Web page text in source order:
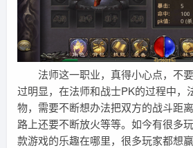
法师这一职业，真得小心点，不
过明显，在法师和战士PK的过程中，
物，需要不断想办法把双方的战斗距
路上还要不断放火等等。如今有很多
款游戏的乐趣在哪里，很多玩家都想